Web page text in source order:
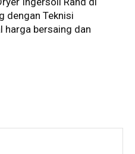
dengan Teknisi
harga bersaing dan